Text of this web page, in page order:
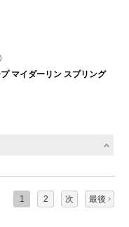
マイダーリン スプリング
1 2 次 最後